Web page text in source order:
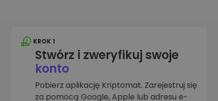
KROK 1
Stwórz i zweryfikuj swoje
konto
Pobierz aplikację Kriptomat. Zarejestruj się
za pomocą Google, Apple lub adresu e-